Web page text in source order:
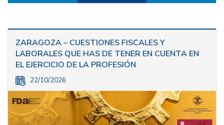
ZARAGOZA – CUESTIONES FISCALES Y
LABORALES QUE HAS DE TENER EN CUENTA EN
EL EJERCICIO DE LA PROFESIÓN
22/10/2026